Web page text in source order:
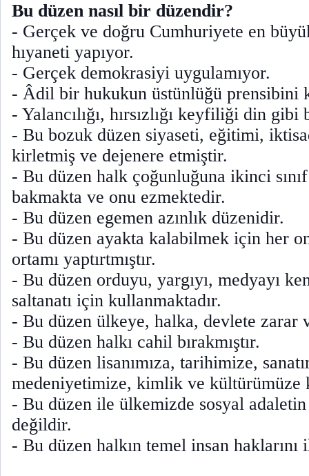
Bu düzen nasıl bir düzendir?
- Gerçek ve doğru Cumhuriyete en
hıyaneti yapıyor.
- Gerçek demokrasiyi uygulamıyor.
- Âdil bir hukukun üstünlüğü prensibini
- Yalancılığı, hırsızlığı keyfiliği din
- Bu bozuk düzen siyaseti, eğitimi,
kirletmiş ve dejenere etmiştir.
- Bu düzen halk çoğunluğuna ikinci
bakmakta ve onu ezmektedir.
- Bu düzen egemen azınlık düzenidir.
- Bu düzen ayakta kalabilmek için her
ortamı yaptırtmıştır.
- Bu düzen orduyu, yargıyı, medyayı
saltanatı için kullanmaktadır.
- Bu düzen ülkeye, halka, devlete zarar
- Bu düzen halkı cahil bırakmıştır.
- Bu düzen lisanımıza, tarihimize,
medeniyetimize, kimlik ve kültürümüze
- Bu düzen ile ülkemizde sosyal adaletin
değildir.
- Bu düzen halkın temel insan